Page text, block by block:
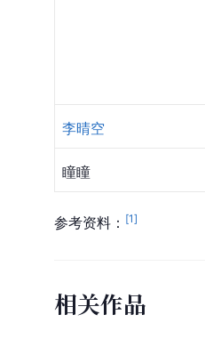
李晴空
瞳瞳
参考资料： [1]
相关作品